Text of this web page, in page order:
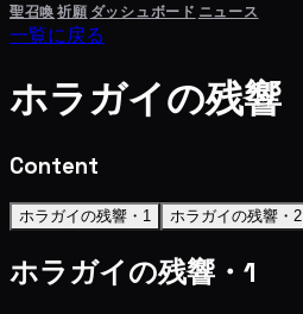
聖召喚祈願 ダッシュボード ニュース
一覧に戻る
ホラガイの残響
Content
ホラガイの残響・1 ホラガイの残響・2
ホラガイの残響・1